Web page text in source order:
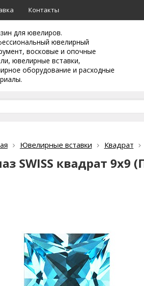
Контакты
для ювелиров.
ювелирный
восковые и опочные
ювелирные вставки,
оборудование и расходные
Ювелирные вставки Квадрат
SWISS квадрат